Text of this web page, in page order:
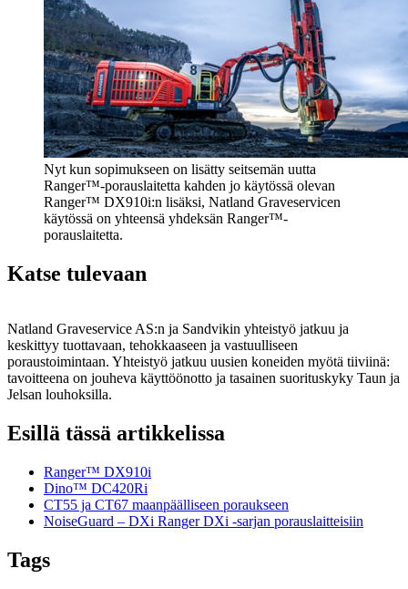
Nyt kun sopimukseen on lisätty seitsemän uutta
Ranger™-porauslaitetta kahden jo käytössä olevan
Ranger™ DX910i:n lisäksi, Natland Graveservicen
käytössä on yhteensä yhdeksän Ranger™-
porauslaitetta.
Katse tulevaan
Natland Graveservice AS:n ja Sandvikin yhteistyö jatkuu ja
keskittyy tuottavaan, tehokkaaseen ja vastuulliseen
poraustoimintaan. Yhteistyö jatkuu uusien koneiden myötä tiiviinä:
tavoitteena on jouheva käyttöönotto ja tasainen suorituskyky Taun ja
Jelsan louhoksilla.
Esillä tässä artikkelissa
Ranger™ DX910i
Dino™ DC420Ri
CT55 ja CT67 maanpäälliseen poraukseen
NoiseGuard – DXi Ranger DXi -sarjan porauslaitteisiin
Tags